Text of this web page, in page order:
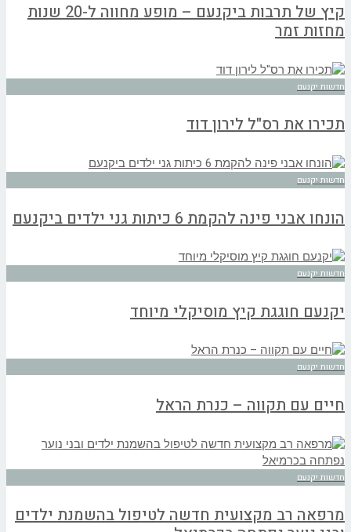
קיץ של תרבות ביקנעם – מופע מחווה ל-20 שנות
מחזות זמר
חדשות יקנעם
תכירו את רס"ל לירון דוד
חדשות יקנעם
הונחו אבני פינה להקמת 6 כיתות גני ילדים ביקנעם
חדשות יקנעם
יקנעם חוגגת קיץ מוסיקלי מיוחד
חדשות יקנעם
חיים עם תקווה – כנרת הראל
חדשות יקנעם
מרפאה רב מקצועית חדשה לטיפול בהשמנת ילדים